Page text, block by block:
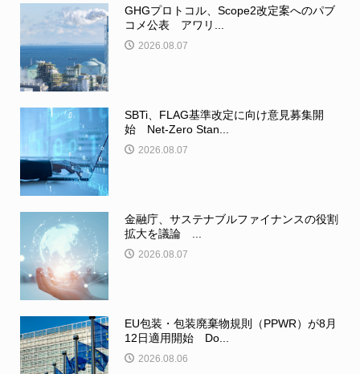
GHGプロトコル、Scope2改定案へのパブ
コメ公表 アワリ...
2026.08.07
SBTi、FLAG基準改定に向け意見募集開
始 Net-Zero Stan...
2026.08.07
金融庁、サステナブルファイナンスの役割
拡大を議論 ...
2026.08.07
EU包装・包装廃棄物規則（PPWR）が8月
12日適用開始 Do...
2026.08.06